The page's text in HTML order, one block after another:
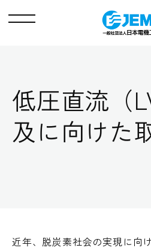
メ
低圧直流（
及に向けた
近年、脱炭素社会の実現に向